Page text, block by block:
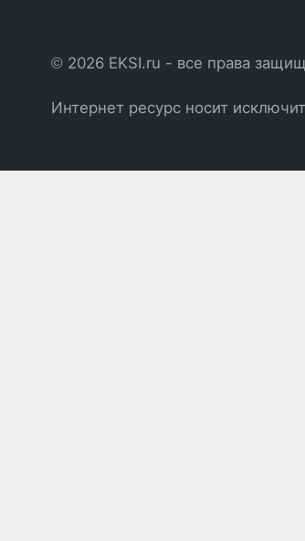
© 2026 EKSI.ru - все права
Интернет ресурс носит